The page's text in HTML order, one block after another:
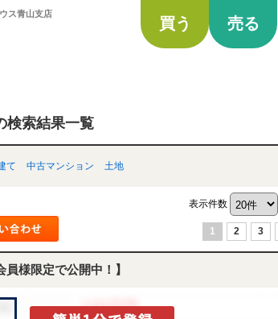
ス青山支店
買う 売る
検索結果一覧
て 中古マンション 土地
表示件数
1 2 3
様限定で公開中！】